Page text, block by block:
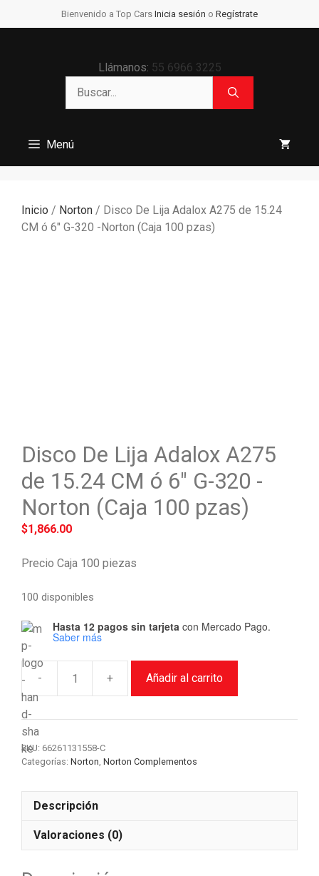
al
Bienvenido a Top Cars Inicia sesión o Regístrate
Llámanos: 55 6966 3225
Menú
Inicio / Norton / Disco De Lija Adalox A275 de 15.24
CM ó 6″ G-320 -Norton (Caja 100 pzas)
Disco De Lija Adalox A275
de 15.24 CM ó 6″ G-320 -
Norton (Caja 100 pzas)
$1,866.00
Precio Caja 100 piezas
100 disponibles
Hasta 12 pagos sin tarjeta con Mercado Pago.
Saber más
-
Disco
Lija
15.24
+ Añadir al carrito
SKU: 66261131558-C
Categorías: Norton, Norton Complementos
Descripción
Valoraciones (0)